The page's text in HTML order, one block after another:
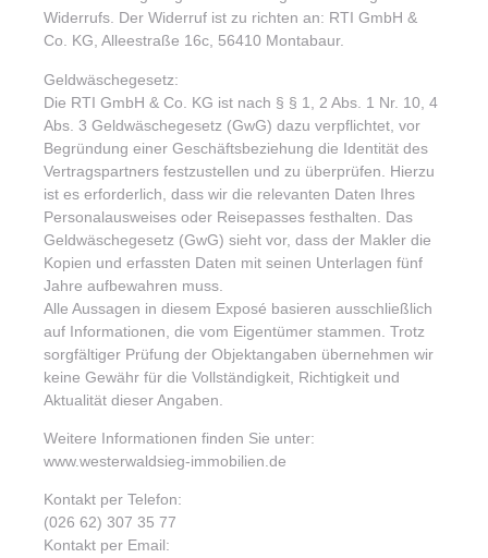
Widerrufs. Der Widerruf ist zu richten an: RTI GmbH &
Co. KG, Alleestraße 16c, 56410 Montabaur.
Geldwäschegesetz:
Die RTI GmbH & Co. KG ist nach § § 1, 2 Abs. 1 Nr. 10, 4
Abs. 3 Geldwäschegesetz (GwG) dazu verpflichtet, vor
Begründung einer Geschäftsbeziehung die Identität des
Vertragspartners festzustellen und zu überprüfen. Hierzu
ist es erforderlich, dass wir die relevanten Daten Ihres
Personalausweises oder Reisepasses festhalten. Das
Geldwäschegesetz (GwG) sieht vor, dass der Makler die
Kopien und erfassten Daten mit seinen Unterlagen fünf
Jahre aufbewahren muss.
Alle Aussagen in diesem Exposé basieren ausschließlich
auf Informationen, die vom Eigentümer stammen. Trotz
sorgfältiger Prüfung der Objektangaben übernehmen wir
keine Gewähr für die Vollständigkeit, Richtigkeit und
Aktualität dieser Angaben.
Weitere Informationen finden Sie unter:
www.westerwaldsieg-immobilien.de
Kontakt per Telefon:
(026 62) 307 35 77
Kontakt per Email: